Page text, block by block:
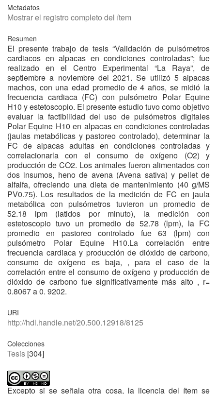
Metadatos
Mostrar el registro completo del ítem
Resumen
El presente trabajo de tesis “Validación de pulsómetros
cardiacos en alpacas en condiciones controladas”; fue
realizado en el Centro Experimental “La Raya”, de
septiembre a noviembre del 2021. Se utilizó 5 alpacas
machos, con una edad promedio de 4 años, se midió la
frecuencia cardiaca (FC) con pulsómetro Polar Equine
H10 y estetoscopio. El presente estudio tuvo como objetivo
evaluar la factibilidad del uso de pulsómetros digitales
Polar Equine H10 en alpacas en condiciones controladas
(jaulas metabólicas y pastoreo controlado), determinar la
FC de alpacas adultas en condiciones controladas y
correlacionarla con el consumo de oxígeno (O2) y
producción de CO2. Los animales fueron alimentados con
dos insumos, heno de avena (Avena sativa) y pellet de
alfalfa, ofreciendo una dieta de mantenimiento (40 g/MS
PV0.75). Los resultados de la medición de FC en jaula
metabólica con pulsómetros tuvieron un promedio de
52.18 lpm (latidos por minuto), la medición con
estetoscopio tuvo un promedio de 52.78 (lpm), la FC
promedio en pastoreo controlado fue 63 (lpm) con
pulsómetro Polar Equine H10.La correlación entre
frecuencia cardiaca y producción de dióxido de carbono,
consumo de oxígeno es baja, , para el caso de la
correlación entre el consumo de oxígeno y producción de
dióxido de carbono fue significativamente más alto , r=
0.8067 a 0. 9202.
URI
http://hdl.handle.net/20.500.12918/8125
Colecciones
Tesis [304]
Excepto si se señala otra cosa, la licencia del ítem se